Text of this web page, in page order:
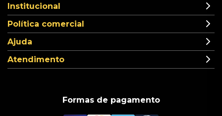
Institucional
Política comercial
Ajuda
Atendimento
Formas de pagamento